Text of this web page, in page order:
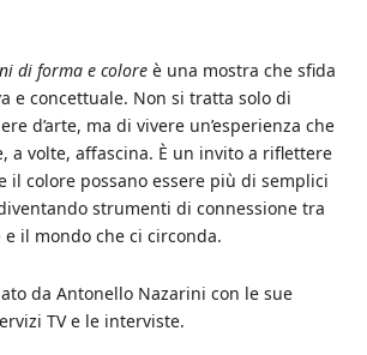
di forma e colore è una mostra che sfida
e concettuale. Non si tratta solo di
d’arte, ma di vivere un’esperienza che
a volte, affascina. È un invito a riflettere
il colore possano essere più di semplici
strumenti di connessione tra
e il mondo che ci circonda.
da Antonello Nazarini con le sue
TV e le interviste.